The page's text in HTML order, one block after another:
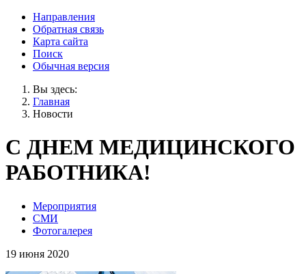
Направления
Обратная связь
Карта сайта
Поиск
Обычная версия
Вы здесь:
Главная
Новости
С ДНЕМ МЕДИЦИНСКОГО
РАБОТНИКА!
Мероприятия
СМИ
Фотогалерея
19 июня 2020